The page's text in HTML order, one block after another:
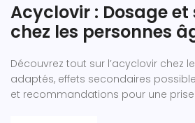
Acyclovir : Dosage
chez les personnes
Découvrez tout sur l’acyclovir chez
adaptés, effets secondaires
et recommandations pour une prise